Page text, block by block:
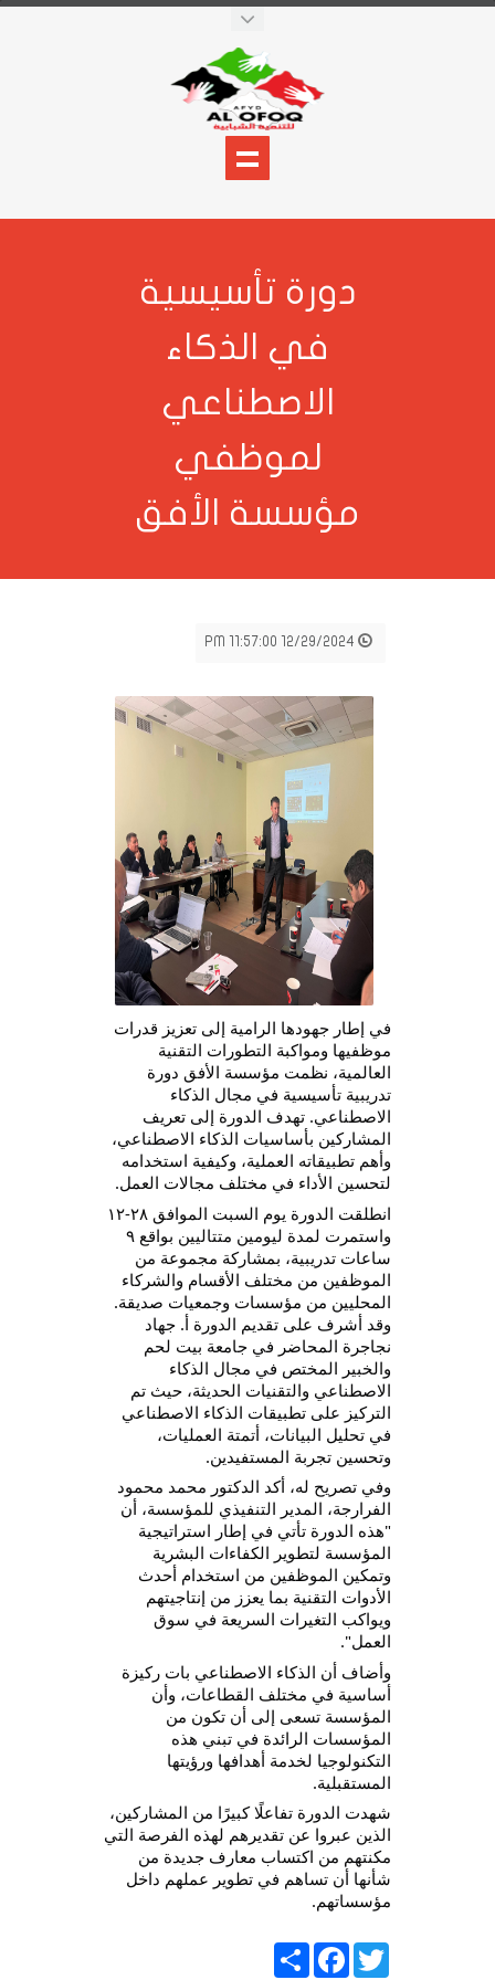
دورة تأسيسية
في الذكاء
الاصطناعي
لموظفي
الأفق
في إطار جهودها الرامية إلى تعزيز قدرات
موظفيها ومواكبة التطورات التقنية
العالمية، نظمت مؤسسة الأفق دورة
تدريبية تأسيسية في مجال الذكاء
الاصطناعي. تهدف الدورة إلى تعريف
المشاركين بأساسيات الذكاء الاصطناعي،
وأهم تطبيقاته العملية، وكيفية استخدامه
الأداء في مختلف مجالات العمل.
انطلقت الدورة يوم السبت الموافق ٢٨-١٢
واستمرت لمدة ليومين متتاليين بواقع ٩
ساعات تدريبية، بمشاركة مجموعة من
من مختلف الأقسام والشركاء
المحليين من مؤسسات وجمعيات صديقة.
والخبير المختص في مجال الذكاء
الاصطناعي والتقنيات الحديثة، حيث تم
التركيز على تطبيقات الذكاء الاصطناعي
في تحليل البيانات، أتمتة العمليات،
تجربة المستفيدين.
وفي تصريح له، أكد الدكتور محمد محمود
الفرارجة، المدير التنفيذي للمؤسسة، أن
المؤسسة لتطوير الكفاءات البشرية
وتمكين الموظفين من استخدام أحدث
الأدوات التقنية بما يعزز من إنتاجيتهم
ويواكب التغيرات السريعة في سوق
وأضاف أن الذكاء الاصطناعي بات ركيزة
أساسية في مختلف القطاعات، وأن
المؤسسة تسعى إلى أن تكون من
المؤسسات الرائدة في تبني هذه
التكنولوجيا لخدمة أهدافها ورؤيتها
شهدت الدورة تفاعلًا كبيرًا من المشاركين،
الذين عبروا عن تقديرهم لهذه الفرصة التي
مكنتهم من اكتساب معارف جديدة من